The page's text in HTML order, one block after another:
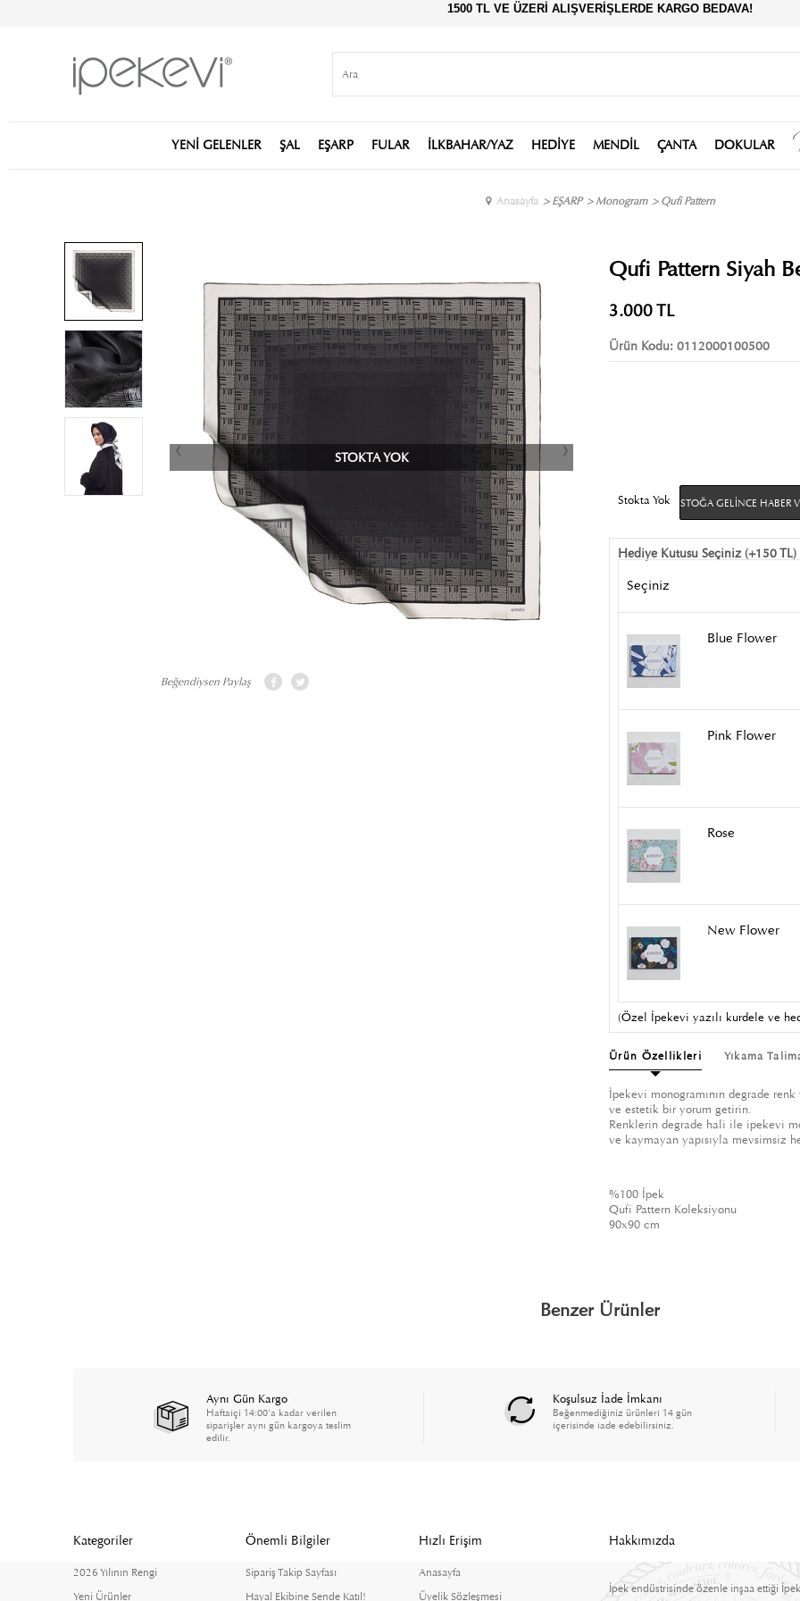
1500 TL VE ÜZERİ ALIŞVERİŞLERDE KARGO BEDAVA!
YENİ GELENLER ŞAL EŞARP FULAR İLKBAHAR/YAZ HEDİYE MENDİL ÇANTA DOKULAR
Anasayfa >EŞARP >Monogram >Qufi Pattern
STOKTA YOK
Beğendiysen Paylaş
Qufi Pattern Siyah
3.000TL
Ürün Kodu: 0112000100500
Stokta Yok STOĞA GELINCE HABER
Hediye Kutusu Seçiniz (+150 TL)
Seçiniz
Blue Flower
Pink Flower
Rose
New Flower
(Özel İpekevi yazılı kurdele ve
Ürün Özellikleri Yıkama
İpekevi monogramının degrade
ve estetik bir yorum getirin.
Renklerin degrade hali ile ipekevi
ve kaymayan yapısıyla mevsimsiz
%100 İpek
Qufi Pattern Koleksiyonu
90x90 cm
Benzer Ürünler
Aynı Gün Kargo
Haftaiçi 14:00'a kadar verilen
siparişler aynı gün kargoya teslim
edilir.
Koşulsuz İade İmkanı
Beğenmediğiniz ürünleri 14 gün
içerisinde iade edebilirsiniz.
Kategoriler
2026 Yılının Rengi
Yeni Ürünler
Önemli Bilgiler
Sipariş Takip Sayfası
Hayal Ekibine Sende Katıl!
Hızlı Erişim
Anasayfa
Üyelik Sözleşmesi
Hakkımızda
İpek endüstrisinde özenle inşaa ettiği